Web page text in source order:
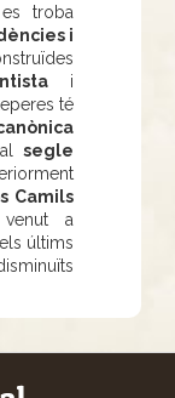
troba
i
i
té
segle
Camils
a
els últims